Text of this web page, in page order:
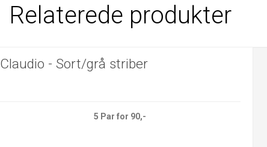
Relaterede produkter
Claudio - Sort/grå striber
5 Par for 90,-